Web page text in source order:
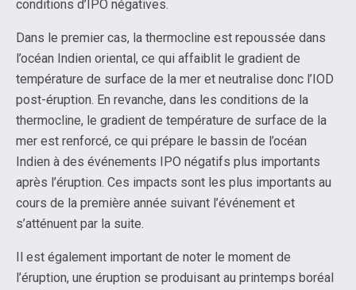
conditions d’IPO négatives.
Dans le premier cas, la thermocline est repoussée dans
l’océan Indien oriental, ce qui affaiblit le gradient de
température de surface de la mer et neutralise donc l’IOD
post-éruption. En revanche, dans les conditions de la
thermocline, le gradient de température de surface de la
mer est renforcé, ce qui prépare le bassin de l’océan
Indien à des événements IPO négatifs plus importants
après l’éruption. Ces impacts sont les plus importants au
cours de la première année suivant l’événement et
s’atténuent par la suite.
Il est également important de noter le moment de
l’éruption, une éruption se produisant au printemps boréal